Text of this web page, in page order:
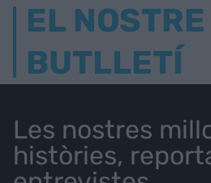
EL NOSTRE
BUTLLETÍ
Les nostres
històries,